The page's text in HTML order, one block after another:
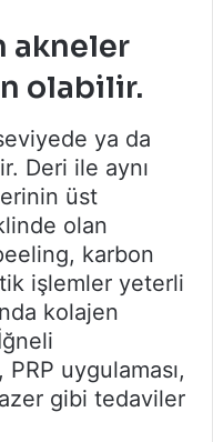
akneler
olabilir.
ya da
Deri ile aynı
üst
olan
karbon
işlemler yeterli
kolajen
uygulaması,
gibi tedaviler